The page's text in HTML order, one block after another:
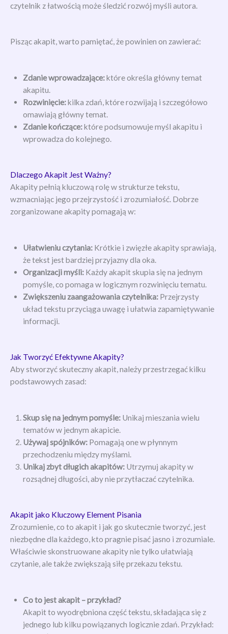
czytelnik z łatwością może śledzić rozwój myśli autora.
Pisząc akapit, warto pamiętać, że powinien on zawierać:
Zdanie wprowadzające:które określa główny temat
akapitu.
Rozwinięcie:kilka zdań, które rozwijają i szczegółowo
omawiają główny temat.
Zdanie kończące:które podsumowuje myśl akapitu i
wprowadza do kolejnego.
Dlaczego Akapit Jest Ważny?
Akapity pełnią kluczową rolę w strukturze tekstu,
wzmacniając jego przejrzystość i zrozumiałość. Dobrze
zorganizowane akapity pomagają w:
Ułatwieniu czytania: Krótkie i zwięzłe akapity sprawiają,
że tekst jest bardziej przyjazny dla oka.
Organizacji myśli: Każdy akapit skupia się na jednym
pomyśle, co pomaga w logicznym rozwinięciu tematu.
Zwiększeniu zaangażowania czytelnika: Przejrzysty
układ tekstu przyciąga uwagę i ułatwia zapamiętywanie
informacji.
Jak Tworzyć Efektywne Akapity?
Aby stworzyć skuteczny akapit, należy przestrzegać kilku
podstawowych zasad:
Skup się na jednym pomyśle: Unikaj mieszania wielu
tematów w jednym akapicie.
Używaj spójników: Pomagają one w płynnym
przechodzeniu między myślami.
Unikaj zbyt długich akapitów: Utrzymuj akapity w
rozsądnej długości, aby nie przytłaczać czytelnika.
Akapit jako Kluczowy Element Pisania
Zrozumienie, co to akapit i jak go skutecznie tworzyć, jest
niezbędne dla każdego, kto pragnie pisać jasno i zrozumiale.
Właściwie skonstruowane akapity nie tylko ułatwiają
czytanie, ale także zwiększają siłę przekazu tekstu.
Co to jest akapit – przykład?
Akapit to wyodrębniona część tekstu, składająca się z
jednego lub kilku powiązanych logicznie zdań. Przykład: